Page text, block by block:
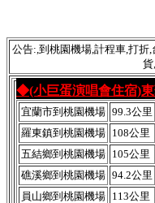
公告:,到桃園機場,計程車,打折
◆(小巨蛋演唱會住宿)
宜蘭市到桃園機場 99.3公里
羅東鎮到桃園機場 108公里
五結鄉到桃園機場 105公里
礁溪鄉‎到桃園機場 94.2公里
員山鄉到桃園機場 113公里